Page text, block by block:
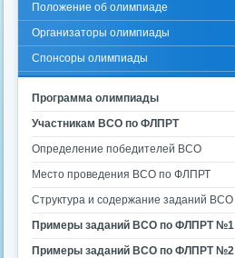
Положение об олимпиаде
Организаторы олимпиады
Спонсоры олимпиады
Программа олимпиады
Участникам ВСО по ФЛПРТ
Определение победителей ВСО
Место проведения ВСО по ФЛПРТ
Структура и содержание заданий ВСО
Примеры заданий ВСО по ФЛПРТ №1
Примеры заданий ВСО по ФЛПРТ №2